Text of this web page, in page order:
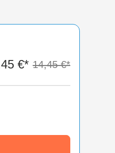
Wert ein
€* 14,45 €*